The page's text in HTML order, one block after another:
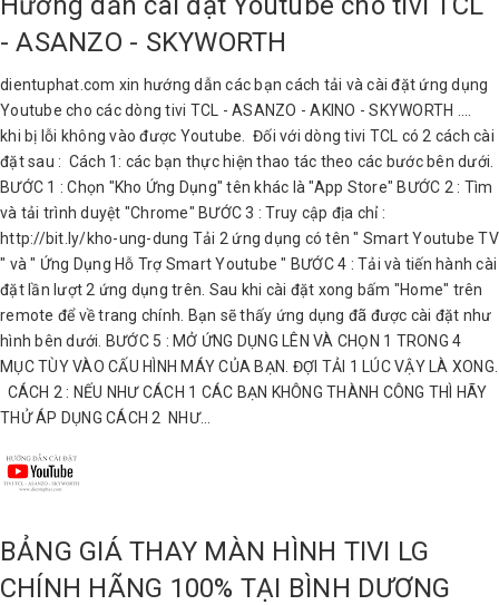
- ASANZO - SKYWORTH
dientuphat.com xin hướng dẫn các bạn cách tải và cài đặt ứng dụng
Youtube cho các dòng tivi TCL - ASANZO - AKINO - SKYWORTH ....
khi bị lỗi không vào được Youtube. Đối với dòng tivi TCL có 2 cách cài
đặt sau : Cách 1: các bạn thực hiện thao tác theo các bước bên dưới.
BƯỚC 1 : Chọn "Kho Ứng Dụng" tên khác là "App Store" BƯỚC 2 : Tìm
và tải trình duyệt "Chrome" BƯỚC 3 : Truy cập địa chỉ :
http://bit.ly/kho-ung-dung Tải 2 ứng dụng có tên " Smart Youtube TV
" và " Ứng Dụng Hỗ Trợ Smart Youtube " BƯỚC 4 : Tải và tiến hành cài
đặt lần lượt 2 ứng dụng trên. Sau khi cài đặt xong bấm "Home" trên
remote để về trang chính. Bạn sẽ thấy ứng dụng đã được cài đặt như
hình bên dưới. BƯỚC 5 : MỞ ỨNG DỤNG LÊN VÀ CHỌN 1 TRONG 4
MỤC TÙY VÀO CẤU HÌNH MÁY CỦA BẠN. ĐỢI TẢI 1 LÚC VẬY LÀ XONG.
CÁCH 2 : NẾU NHƯ CÁCH 1 CÁC BẠN KHÔNG THÀNH CÔNG THÌ HÃY
THỬ ÁP DỤNG CÁCH 2 NHƯ...
BẢNG GIÁ THAY MÀN HÌNH TIVI LG
CHÍNH HÃNG 100% TẠI BÌNH DƯƠNG